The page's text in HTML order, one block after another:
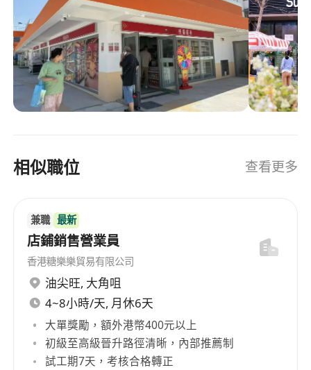
验。
- 语言：普通话，粤语
2. 核心能力：
业务技能：熟练使用POS系统、办公软件，具备基
础数据分析能力。
应变能力：高效处理客诉、设备故障等突发事件。
3. 职业素养：
责任心强，适应轮班制（早晚班），抗压能力强。
服务意识突出，具备商业敏感度，能挖掘销售机
会。
4.薪酬1.5万起 具体面议
5. 加分项：
持有食品安全管理员证书或相关资质。
熟悉本地社区消费习惯，有连锁便利店经验者优
先。
相似職位 查看更多
兼職 最新
店鋪銷售營業員
香港糖樂樂貿易有限公司
油尖旺, 大角咀
4~8小時/天, 月休6天
大單獎勵，額外港幣400元以上
初級至高級晉升路徑清晰，內部推薦制
試工期7天，考核合格轉正